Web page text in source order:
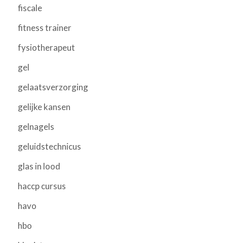
fiscale
fitness trainer
fysiotherapeut
gel
gelaatsverzorging
gelijke kansen
gelnagels
geluidstechnicus
glas in lood
haccp cursus
havo
hbo